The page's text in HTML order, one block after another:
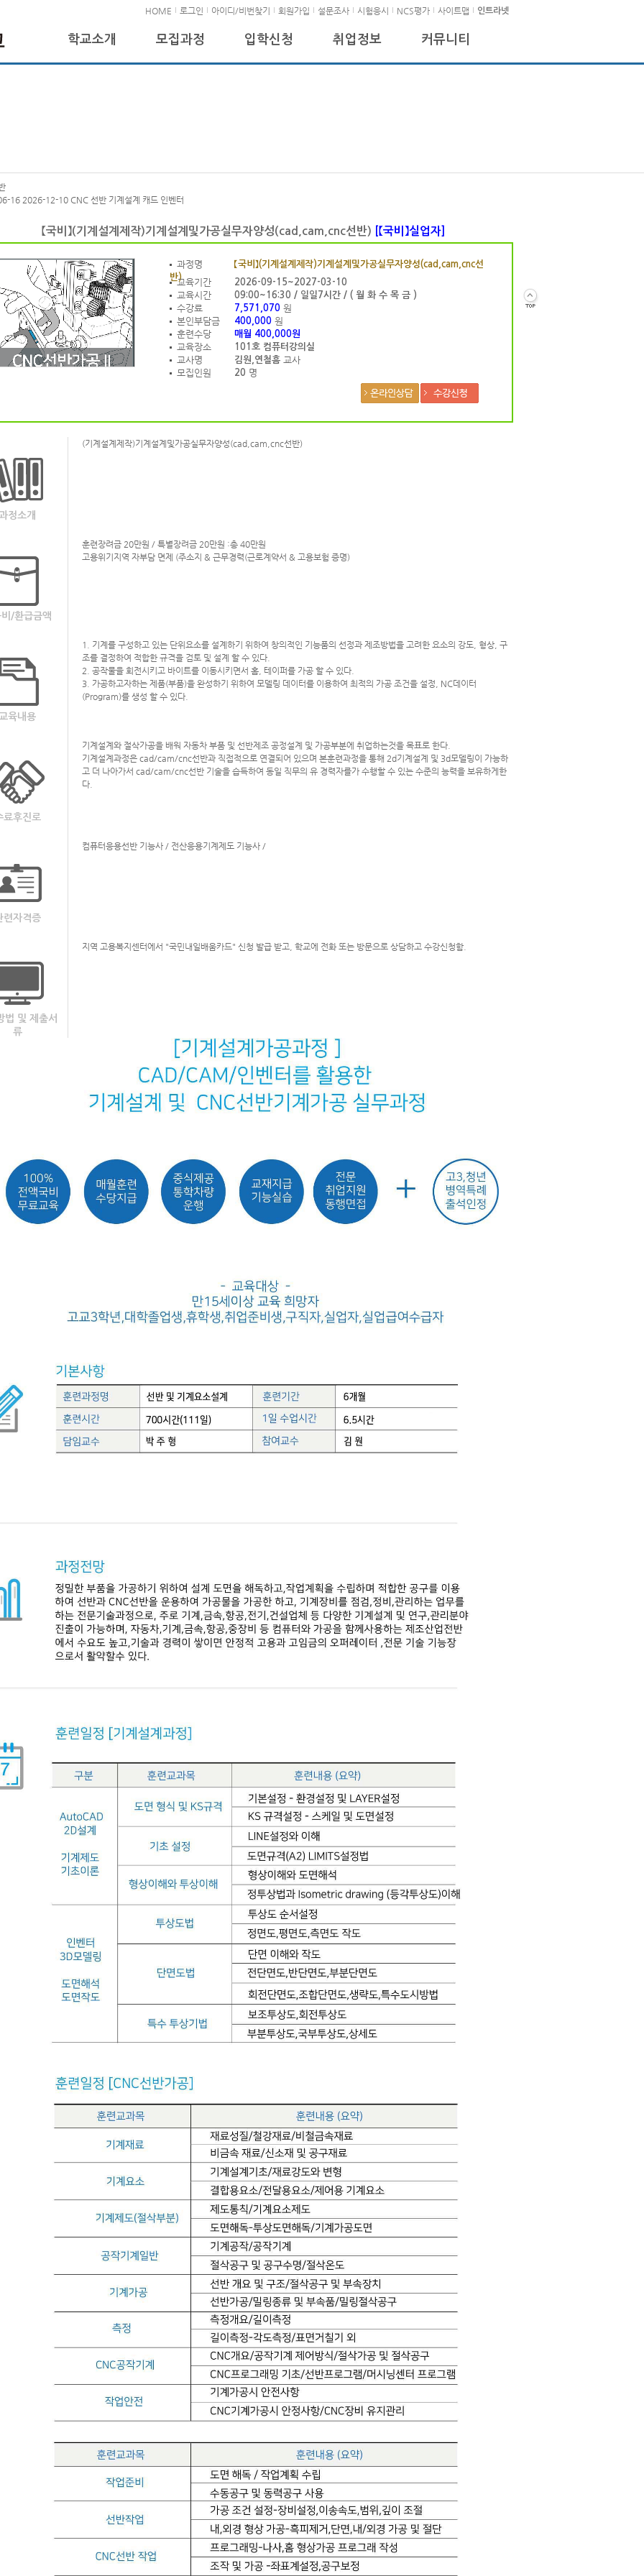
HOME 로그인 아이디/비번찾기 회원가입 설문조사 시험응시 NCS평가 사이트맵 인트라넷
학교소개 모집과정 입학신청 취업정보 커뮤니티
16 2026-12-10 CNC 선반 기계설계 캐드 인벤터
【국비】(기계설계제작)기계설계및가공실무자양성(cad,cam,cnc선반) [【국비】실업자]
과정명
【국비】(기계설계제작)기계설계및가공실무자양성(cad,cam,cnc선
반)교육기간 2026-09-15~2027-03-10
교육시간 09:00~16:30 / 일일7시간 / ( 월 화 수 목 금 )
수강료 7,571,070 원
본인부담금
400,000 원
훈련수당
매월 400,000원
교육장소 101호 컴퓨터강의실
교사명 김원,연철흠 교사
모집인원
20 명
정소개
(기계설계제작)기계설계및가공실무자양성(cad,cam,cnc선반)
/환급금액
훈련장려금 20만원 / 특별장려금 20만원 :총 40만원
고용위기지역 자부담 면제 (주소지 & 근무경력(근로계약서 & 고용보험 증명)
육내용
1. 기계를 구성하고 있는 단위요소를 설계하기 위하여 창의적인 기능품의 선정과 제조방법을 고려한 요소의 강도, 형상, 구
조를 결정하여 적합한 규격을 검토 및 설계 할 수 있다.
2. 공작물을 회전시키고 바이트를 이동시키면서 홈, 테이퍼를 가공 할 수 있다.
3. 가공하고자하는 제품(부품)을 완성하기 위하여 모델링 데이터를 이용하여 최적의 가공 조건을 설정, NC데이터
(Program)를 생성 할 수 있다.
료후진로
기계설계와 절삭가공을 배워 자동차 부품 및 선반제조 공정설계 및 가공부분에 취업하는것을 목표로 한다.
기계설계과정은 cad/cam/cnc선반과 직접적으로 연결되어 있으며 본훈련과정을 통해 2d기계설계 및 3d모델링이 가능하
고 더 나아가서 cad/cam/cnc선반 기술을 습득하여 동일 직무의 유 경력자를가 수행할 수 있는 수준의 능력을 보유하게한
다.
련자격증
컴퓨터응용선반 기능사 / 전산응용기계제도 기능사 /
법 및 제출서
류
지역 고용복지센터에서 "국민내일배움카드" 신청 발급 받고, 학교에 전화 또는 방문으로 상담하고 수강신청함.